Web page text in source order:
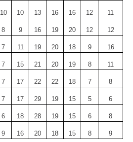
10 10 13 16 16 12 11
8 9 16 19 20 12 12
7 11 19 20 18 9 16
7 15 21 20 19 8 11
7 17 22 22 18 7 8
7 17 29 19 15 5 6
6 18 28 19 15 6 8
9 16 20 18 15 8 9